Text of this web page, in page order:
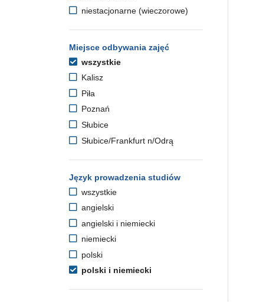
niestacjonarne (wieczorowe)
Miejsce odbywania zajęć
wszystkie
Kalisz
Piła
Poznań
Słubice
Słubice/Frankfurt n/Odrą
Język prowadzenia studiów
wszystkie
angielski
angielski i niemiecki
niemiecki
polski
polski i niemiecki